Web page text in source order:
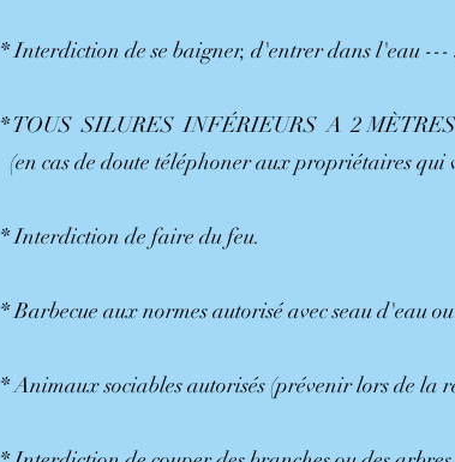
* Interdiction de se baigner, d'entrer dans l'eau
* TOUS SILURES INFÉRIEURS A 2
(en cas de doute téléphoner aux propriétaires
* Interdiction de faire du feu.
* Barbecue aux normes autorisé avec seau d'eau
* Animaux sociables autorisés (prévenir lors de la